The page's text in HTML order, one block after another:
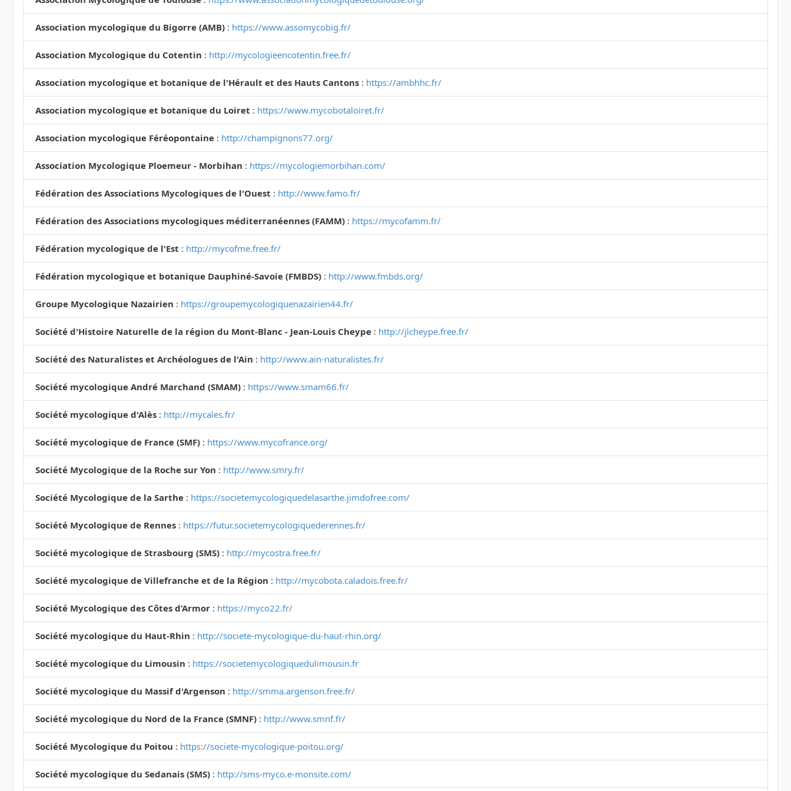
Association mycologique du Bigorre (AMB) : https://www.assomycobig.fr/
Association Mycologique du Cotentin : http://mycologieencotentin.free.fr/
Association mycologique et botanique de l'Hérault et des Hauts Cantons : https://ambhhc.fr/
Association mycologique et botanique du Loiret : https://www.mycobotaloiret.fr/
Association mycologique Féréopontaine : http://champignons77.org/
Association Mycologique Ploemeur - Morbihan : https://mycologiemorbihan.com/
Fédération des Associations Mycologiques de l'Ouest : http://www.famo.fr/
Fédération des Associations mycologiques méditerranéennes (FAMM) : https://mycofamm.fr/
Fédération mycologique de l'Est : http://mycofme.free.fr/
Fédération mycologique et botanique Dauphiné-Savoie (FMBDS) : http://www.fmbds.org/
Groupe Mycologique Nazairien : https://groupemycologiquenazairien44.fr/
Société d'Histoire Naturelle de la région du Mont-Blanc - Jean-Louis Cheype : http://jlcheype.free.fr/
Société des Naturalistes et Archéologues de l'Ain : http://www.ain-naturalistes.fr/
Société mycologique André Marchand (SMAM) : https://www.smam66.fr/
Société mycologique d'Alès : http://mycales.fr/
Société mycologique de France (SMF) : https://www.mycofrance.org/
Société Mycologique de la Roche sur Yon : http://www.smry.fr/
Société Mycologique de la Sarthe : https://societemycologiquedelasarthe.jimdofree.com/
Société Mycologique de Rennes : https://futur.societemycologiquederennes.fr/
Société mycologique de Strasbourg (SMS) : http://mycostra.free.fr/
Société mycologique de Villefranche et de la Région : http://mycobota.caladois.free.fr/
Société Mycologique des Côtes d’Armor : https://myco22.fr/
Société mycologique du Haut-Rhin : http://societe-mycologique-du-haut-rhin.org/
Société mycologique du Limousin : https://societemycologiquedulimousin.fr
Société mycologique du Massif d'Argenson : http://smma.argenson.free.fr/
Société mycologique du Nord de la France (SMNF) : http://www.smnf.fr/
Société Mycologique du Poitou : https://societe-mycologique-poitou.org/
Société mycologique du Sedanais (SMS) : http://sms-myco.e-monsite.com/